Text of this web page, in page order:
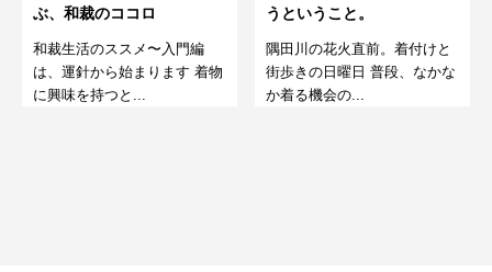
ぶ、和裁のココロ
和裁生活のススメ〜入門編
は、運針から始まります 着物
に興味を持つと...
うということ。
隅田川の花火直前。着付けと
街歩きの日曜日 普段、なかな
か着る機会の...